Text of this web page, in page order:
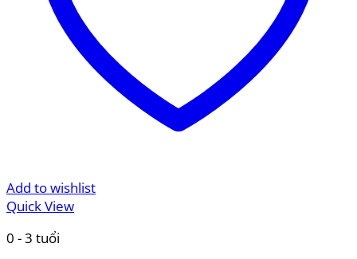
Add to wishlist
Quick View
0 - 3 tuổi